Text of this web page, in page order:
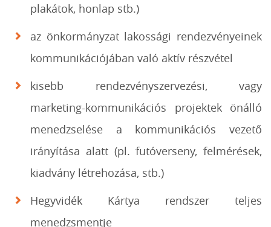
plakátok, honlap stb.)
az önkormányzat lakossági rendezvényeinek
kommunikációjában való aktív részvétel
kisebb rendezvényszervezési, vagy
marketing-kommunikációs projektek önálló
menedzselése a kommunikációs vezető
irányítása alatt (pl. futóverseny, felmérések,
kiadvány létrehozása, stb.)
Hegyvidék Kártya rendszer teljes
menedzsmentje